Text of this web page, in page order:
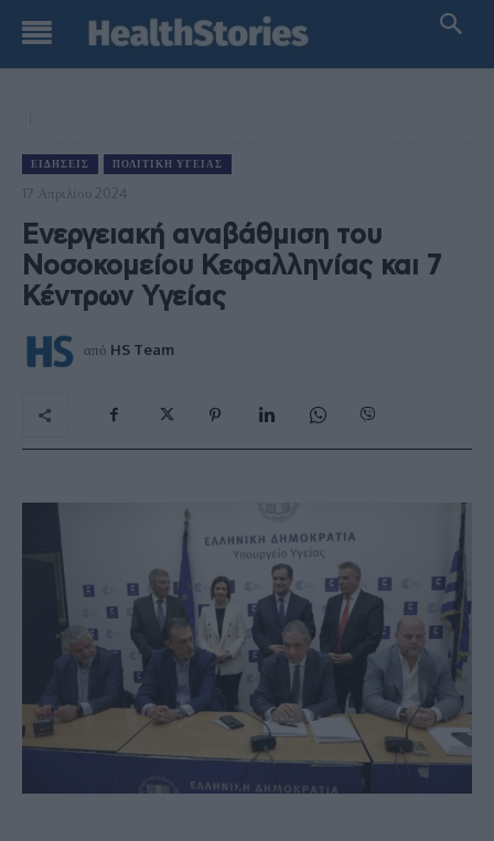
ΕΙΔΉΣΕΙΣ ΠΟΛΙΤΙΚΉ ΥΓΕΊΑΣ
17 Απριλίου 2024
Ενεργειακή αναβάθμιση του
Νοσοκομείου Κεφαλληνίας και 7
Κέντρων Υγείας
από HS Team